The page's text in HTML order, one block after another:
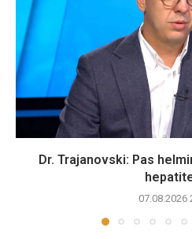
Dr. Trajanovski: Pas
07.08.2026